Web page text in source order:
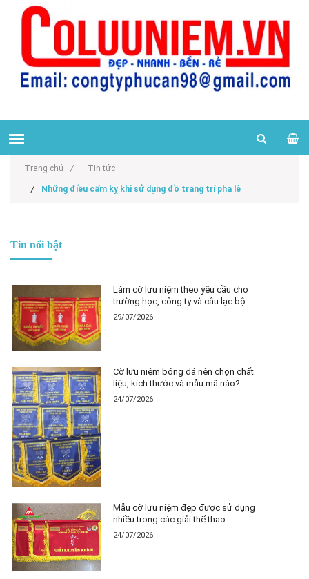
Trang chủ / Tin tức
/ Những điều cấm kỵ khi sử dụng đồ trang trí pha lê
Tin nổi bật
Làm cờ lưu niệm theo yêu cầu cho
trường học, công ty và câu lạc bộ
29/07/2026
Cờ lưu niệm bóng đá nên chọn chất
liệu, kích thước và mẫu mã nào?
24/07/2026
Mẫu cờ lưu niệm đẹp được sử dụng
nhiều trong các giải thể thao
24/07/2026